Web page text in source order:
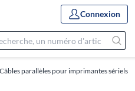
Connexion
Câbles parallèles pour imprimantes sériels